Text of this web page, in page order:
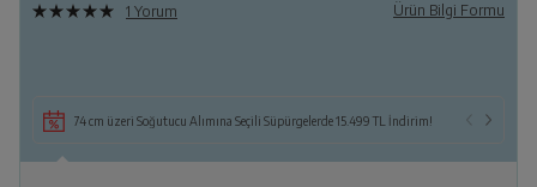
1 Yorum Ürün Bilgi Formu
74 cm üzeri Soğutucu Alımına Seçili Süpürgelerde 15.499 TL İndirim!